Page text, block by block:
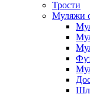
Трости
Муляжи